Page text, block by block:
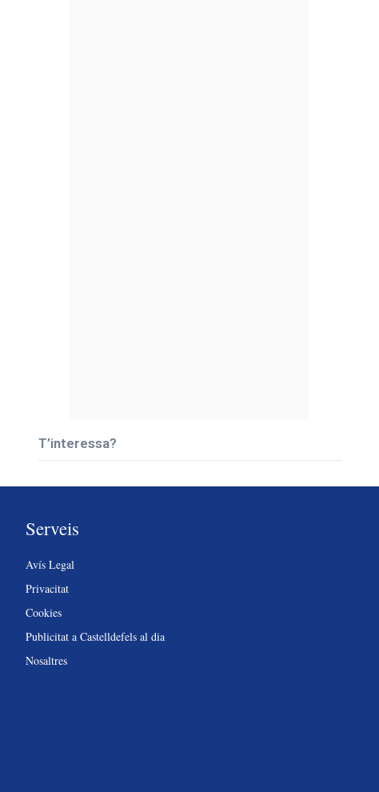
T’interessa?
Serveis
Avís Legal
Privacitat
Cookies
Publicitat a Castelldefels al dia
Nosaltres